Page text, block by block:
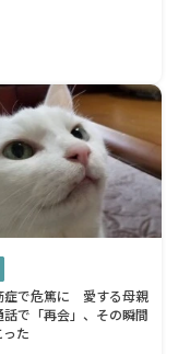
症で危篤に 愛する母親
話で「再会」、その瞬間
た